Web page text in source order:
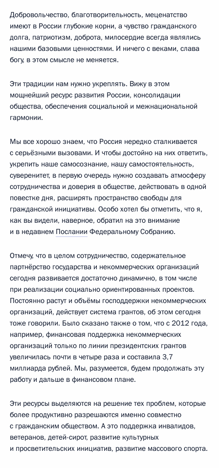
Добровольчество, благотворительность, меценатство
имеют в России глубокие корни, а чувство гражданского
долга, патриотизм, доброта, милосердие всегда являлись
нашими базовыми ценностями. И ничего с веками, слава
богу, в этом смысле не меняется.
Эти традиции нам нужно укреплять. Вижу в этом
мощнейший ресурс развития России, консолидации
общества, обеспечения социальной и межнациональной
гармонии.
Мы все хорошо знаем, что Россия нередко сталкивается
с серьёзными вызовами. И чтобы достойно на них ответить,
укрепить наше самосознание, нашу самостоятельность,
суверенитет, в первую очередь нужно создавать атмосферу
сотрудничества и доверия в обществе, действовать в одной
повестке дня, расширять пространство свободы для
гражданской инициативы. Особо хотел бы отметить, что я,
как вы видели, наверное, обратил на это внимание
и в недавнем Послании Федеральному Собранию.
Отмечу, что в целом сотрудничество, содержательное
партнёрство государства и некоммерческих организаций
сегодня развивается достаточно динамично, в том числе
при реализации социально ориентированных проектов.
Постоянно растут и объёмы господдержки некоммерческих
организаций, действует система грантов, об этом сегодня
тоже говорили. Было сказано также о том, что с 2012 года,
например, финансовая поддержка некоммерческих
организаций только по линии президентских грантов
увеличилась почти в четыре раза и составила 3,7
миллиарда рублей. Мы, разумеется, будем продолжать эту
работу и дальше в финансовом плане.
Эти ресурсы выделяются на решение тех проблем, которые
более продуктивно разрешаются именно совместно
с гражданским обществом. А это поддержка инвалидов,
ветеранов, детей-сирот, развитие культурных
и просветительских инициатив, развитие массового спорта.